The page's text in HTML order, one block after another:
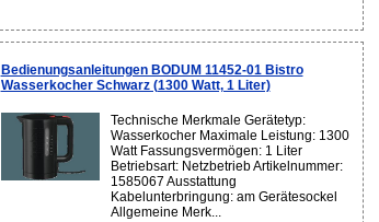
Bedienungsanleitungen BODUM 11452-01 Bistro
Wasserkocher Schwarz (1300 Watt, 1 Liter)
Technische Merkmale Gerätetyp:
Wasserkocher Maximale Leistung: 1300
Watt Fassungsvermögen: 1 Liter
Betriebsart: Netzbetrieb Artikelnummer:
1585067 Ausstattung
Kabelunterbringung: am Gerätesockel
Allgemeine Merk...